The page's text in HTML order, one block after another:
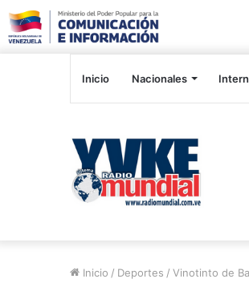
Inicio Nacionales
Inicio / Deportes / Vinotinto de